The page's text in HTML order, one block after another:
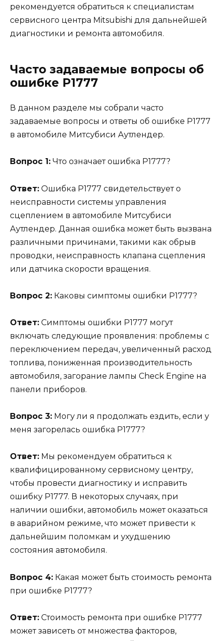
рекомендуется обратиться к специалистам
сервисного центра Mitsubishi для дальнейшей
диагностики и ремонта автомобиля.
Часто задаваемые вопросы об
ошибке Р1777
В данном разделе мы собрали часто
задаваемые вопросы и ответы об ошибке Р1777
в автомобиле Митсубиси Аутлендер.
Вопрос 1: Что означает ошибка Р1777?
Ответ: Ошибка Р1777 свидетельствует о
неисправности системы управления
сцеплением в автомобиле Митсубиси
Аутлендер. Данная ошибка может быть вызвана
различными причинами, такими как обрыв
проводки, неисправность клапана сцепления
или датчика скорости вращения.
Вопрос 2: Каковы симптомы ошибки Р1777?
Ответ: Симптомы ошибки Р1777 могут
включать следующие проявления: проблемы с
переключением передач, увеличенный расход
топлива, пониженная производительность
автомобиля, загорание лампы Check Engine на
панели приборов.
Вопрос 3: Могу ли я продолжать ездить, если у
меня загорелась ошибка Р1777?
Ответ: Мы рекомендуем обратиться к
квалифицированному сервисному центру,
чтобы провести диагностику и исправить
ошибку Р1777. В некоторых случаях, при
наличии ошибки, автомобиль может оказаться
в аварийном режиме, что может привести к
дальнейшим поломкам и ухудшению
состояния автомобиля.
Вопрос 4: Какая может быть стоимость ремонта
при ошибке Р1777?
Ответ: Стоимость ремонта при ошибке Р1777
может зависеть от множества факторов,